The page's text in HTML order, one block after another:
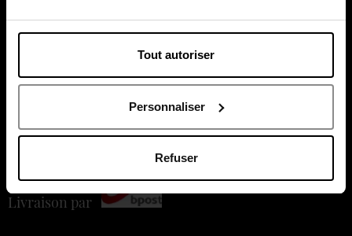
Tout autoriser
Personnaliser
Refuser
Payez en toute sécurité
Livraison par